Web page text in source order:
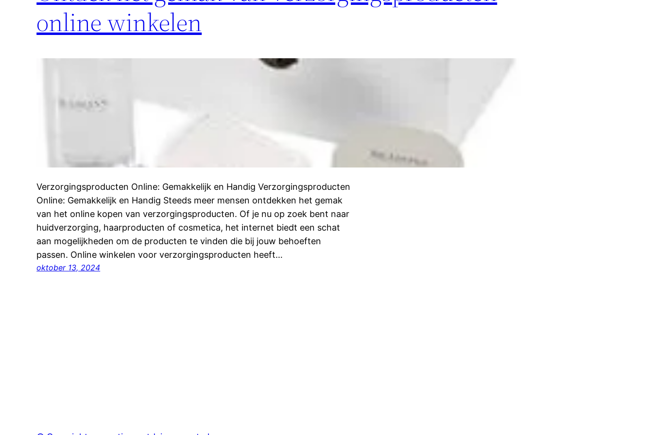
online winkelen
Verzorgingsproducten Online: Gemakkelijk en Handig Verzorgingsproducten
Online: Gemakkelijk en Handig Steeds meer mensen ontdekken het gemak
van het online kopen van verzorgingsproducten. Of je nu op zoek bent naar
huidverzorging, haarproducten of cosmetica, het internet biedt een schat
aan mogelijkheden om de producten te vinden die bij jouw behoeften
passen. Online winkelen voor verzorgingsproducten heeft…
oktober 13, 2024